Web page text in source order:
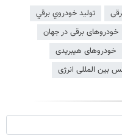
توليد خودروي برقي
خودروهای برقی در جهان
خودروهای هیبریدی
بین المللی انرژی